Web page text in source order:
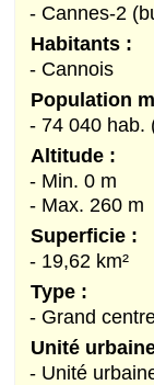
- Cannes-2
Habitants :
- Cannois
Population
- 74 040 hab.
Altitude :
- Min. 0 m
- Max. 260 m
Superficie :
- 19,62 km²
Type :
- Grand
Unité
- Unité